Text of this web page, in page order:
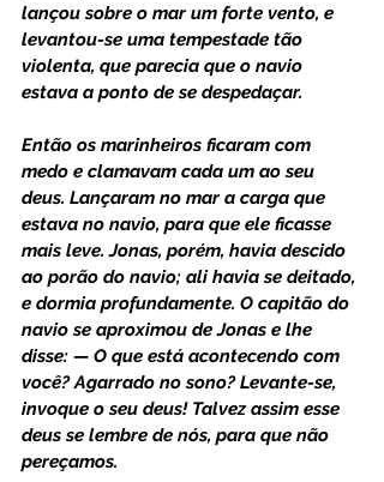
lançou sobre o mar um forte vento, e
levantou-se uma tempestade tão
violenta, que parecia que o navio
estava a ponto de se despedaçar.
Então os marinheiros ficaram com
medo e clamavam cada um ao seu
deus. Lançaram no mar a carga que
estava no navio, para que ele ficasse
mais leve. Jonas, porém, havia descido
ao porão do navio; ali havia se deitado,
e dormia profundamente. O capitão do
navio se aproximou de Jonas e lhe
disse: — O que está acontecendo com
você? Agarrado no sono? Levante-se,
invoque o seu deus! Talvez assim esse
deus se lembre de nós, para que não
pereçamos.